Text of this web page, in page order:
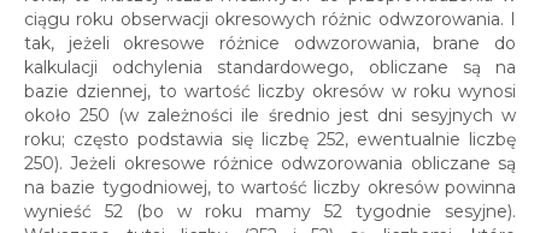
ciągu roku obserwacji okresowych różnic odwzorowania. I
tak, jeżeli okresowe różnice odwzorowania, brane do
kalkulacji odchylenia standardowego, obliczane są na
bazie dziennej, to wartość liczby okresów w roku wynosi
około 250 (w zależności ile średnio jest dni sesyjnych w
roku; często podstawia się liczbę 252, ewentualnie liczbę
250). Jeżeli okresowe różnice odwzorowania obliczane są
na bazie tygodniowej, to wartość liczby okresów powinna
wynieść 52 (bo w roku mamy 52 tygodnie sesyjne).